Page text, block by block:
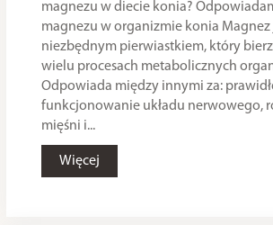
magnezu w diecie konia?
magnezu w organizmie konia Magnez
niezbędnym pierwiastkiem, który
wielu procesach metabolicznych
Odpowiada między innymi za:
funkcjonowanie układu nerwowego,
mięśni i...
Więcej